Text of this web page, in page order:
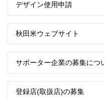
デザイン使用申請
秋田米ウェブサイト
サポーター企業の募集につ
登録店(取扱店)の募集